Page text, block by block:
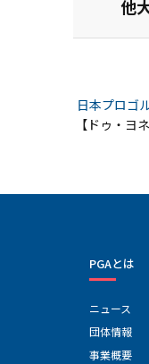
他
日本プロゴ
【ドゥ・
PGAとは
ニュース
団体情報
事業概要